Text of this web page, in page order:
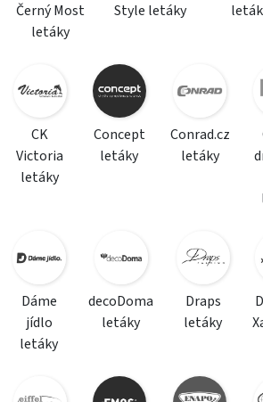
Černý Most
letáky
Style letáky
CK
Victoria
letáky
Concept
letáky
Conrad.cz
letáky
Dáme
jídlo
letáky
decoDoma
letáky
Draps
letáky